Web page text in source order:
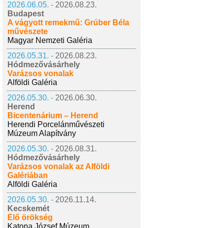
2026.06.05. - 2026.08.23.
Budapest
A vágyott remekmű: Grúber Béla
művészete
Magyar Nemzeti Galéria
2026.05.31. - 2026.08.23.
Hódmezővásárhely
Varázsos vonalak
Alföldi Galéria
2026.05.30. - 2026.06.30.
Herend
Bicentenárium – Herend
Herendi Porcelánművészeti
Múzeum Alapítvány
2026.05.30. - 2026.08.31.
Hódmezővásárhely
Varázsos vonalak az Alföldi
Galériában
Alföldi Galéria
2026.05.30. - 2026.11.14.
Kecskemét
Élő örökség
Katona József Múzeum